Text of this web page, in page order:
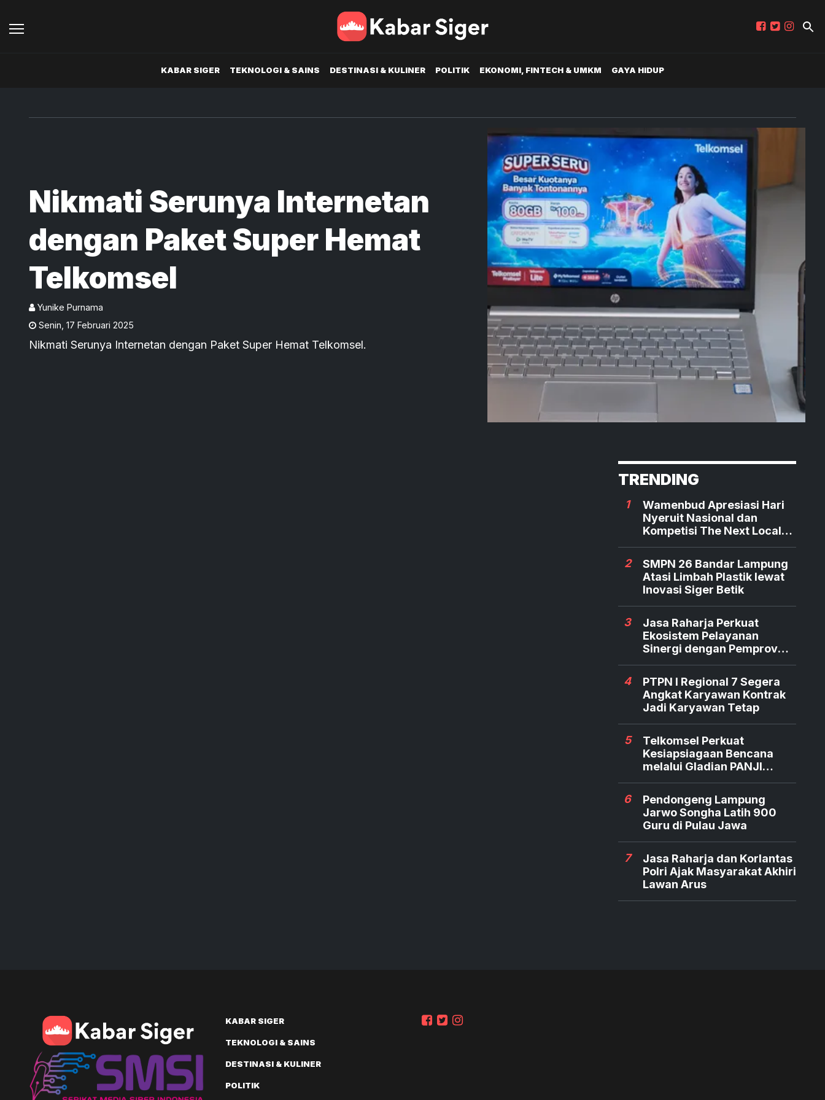
KABAR SIGER TEKNOLOGI & SAINS DESTINASI & KULINER POLITIK EKONOMI, FINTECH & UMKM GAYA HIDUP
Nikmati Serunya Internetan
dengan Paket Super Hemat
Telkomsel
Yunike Purnama
Senin 17 Februari 2025
Nikmati Serunya Internetan dengan Paket Super Hemat Telkomsel.
TRENDING
1
Wamenbud Apresiasi Hari
Nyeruit Nasional dan
Kompetisi The Next Local
2
SMPN 26 Bandar Lampung
Atasi Limbah Plastik lewat
Inovasi Siger Betik
3
Jasa Raharja Perkuat
Ekosistem Pelayanan
Sinergi dengan Pemprov
4
PTPN I Regional 7 Segera
Angkat Karyawan Kontrak
Jadi Karyawan Tetap
5
Telkomsel Perkuat
Kesiapsiagaan Bencana
melalui Gladian PANJI
6
Pendongeng Lampung
Jarwo Songha Latih 900
Guru di Pulau Jawa
7
Jasa Raharja dan Korlantas
Polri Ajak Masyarakat Akhiri
Lawan Arus
KABAR SIGER
TEKNOLOGI & SAINS
DESTINASI & KULINER
POLITIK